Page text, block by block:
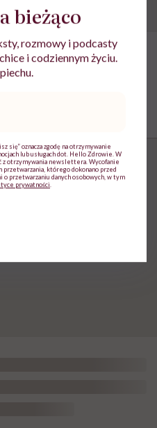
na
bez czego
bieżąco
rozmowy i podcasty
i codziennym życiu.
się” oznacza zgodę na otrzymywanie
lub usługach dot. Hello Zdrowie. W
z otrzymywania newslettera. Wycofanie
przetwarzania, którego dokonano przed
przetwarzaniu danych osobowych, w tym
prywatności